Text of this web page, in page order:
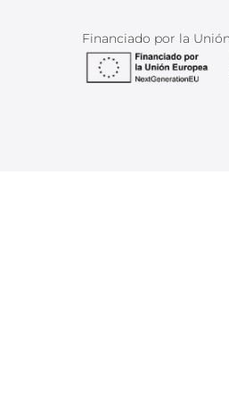
Financiado por la